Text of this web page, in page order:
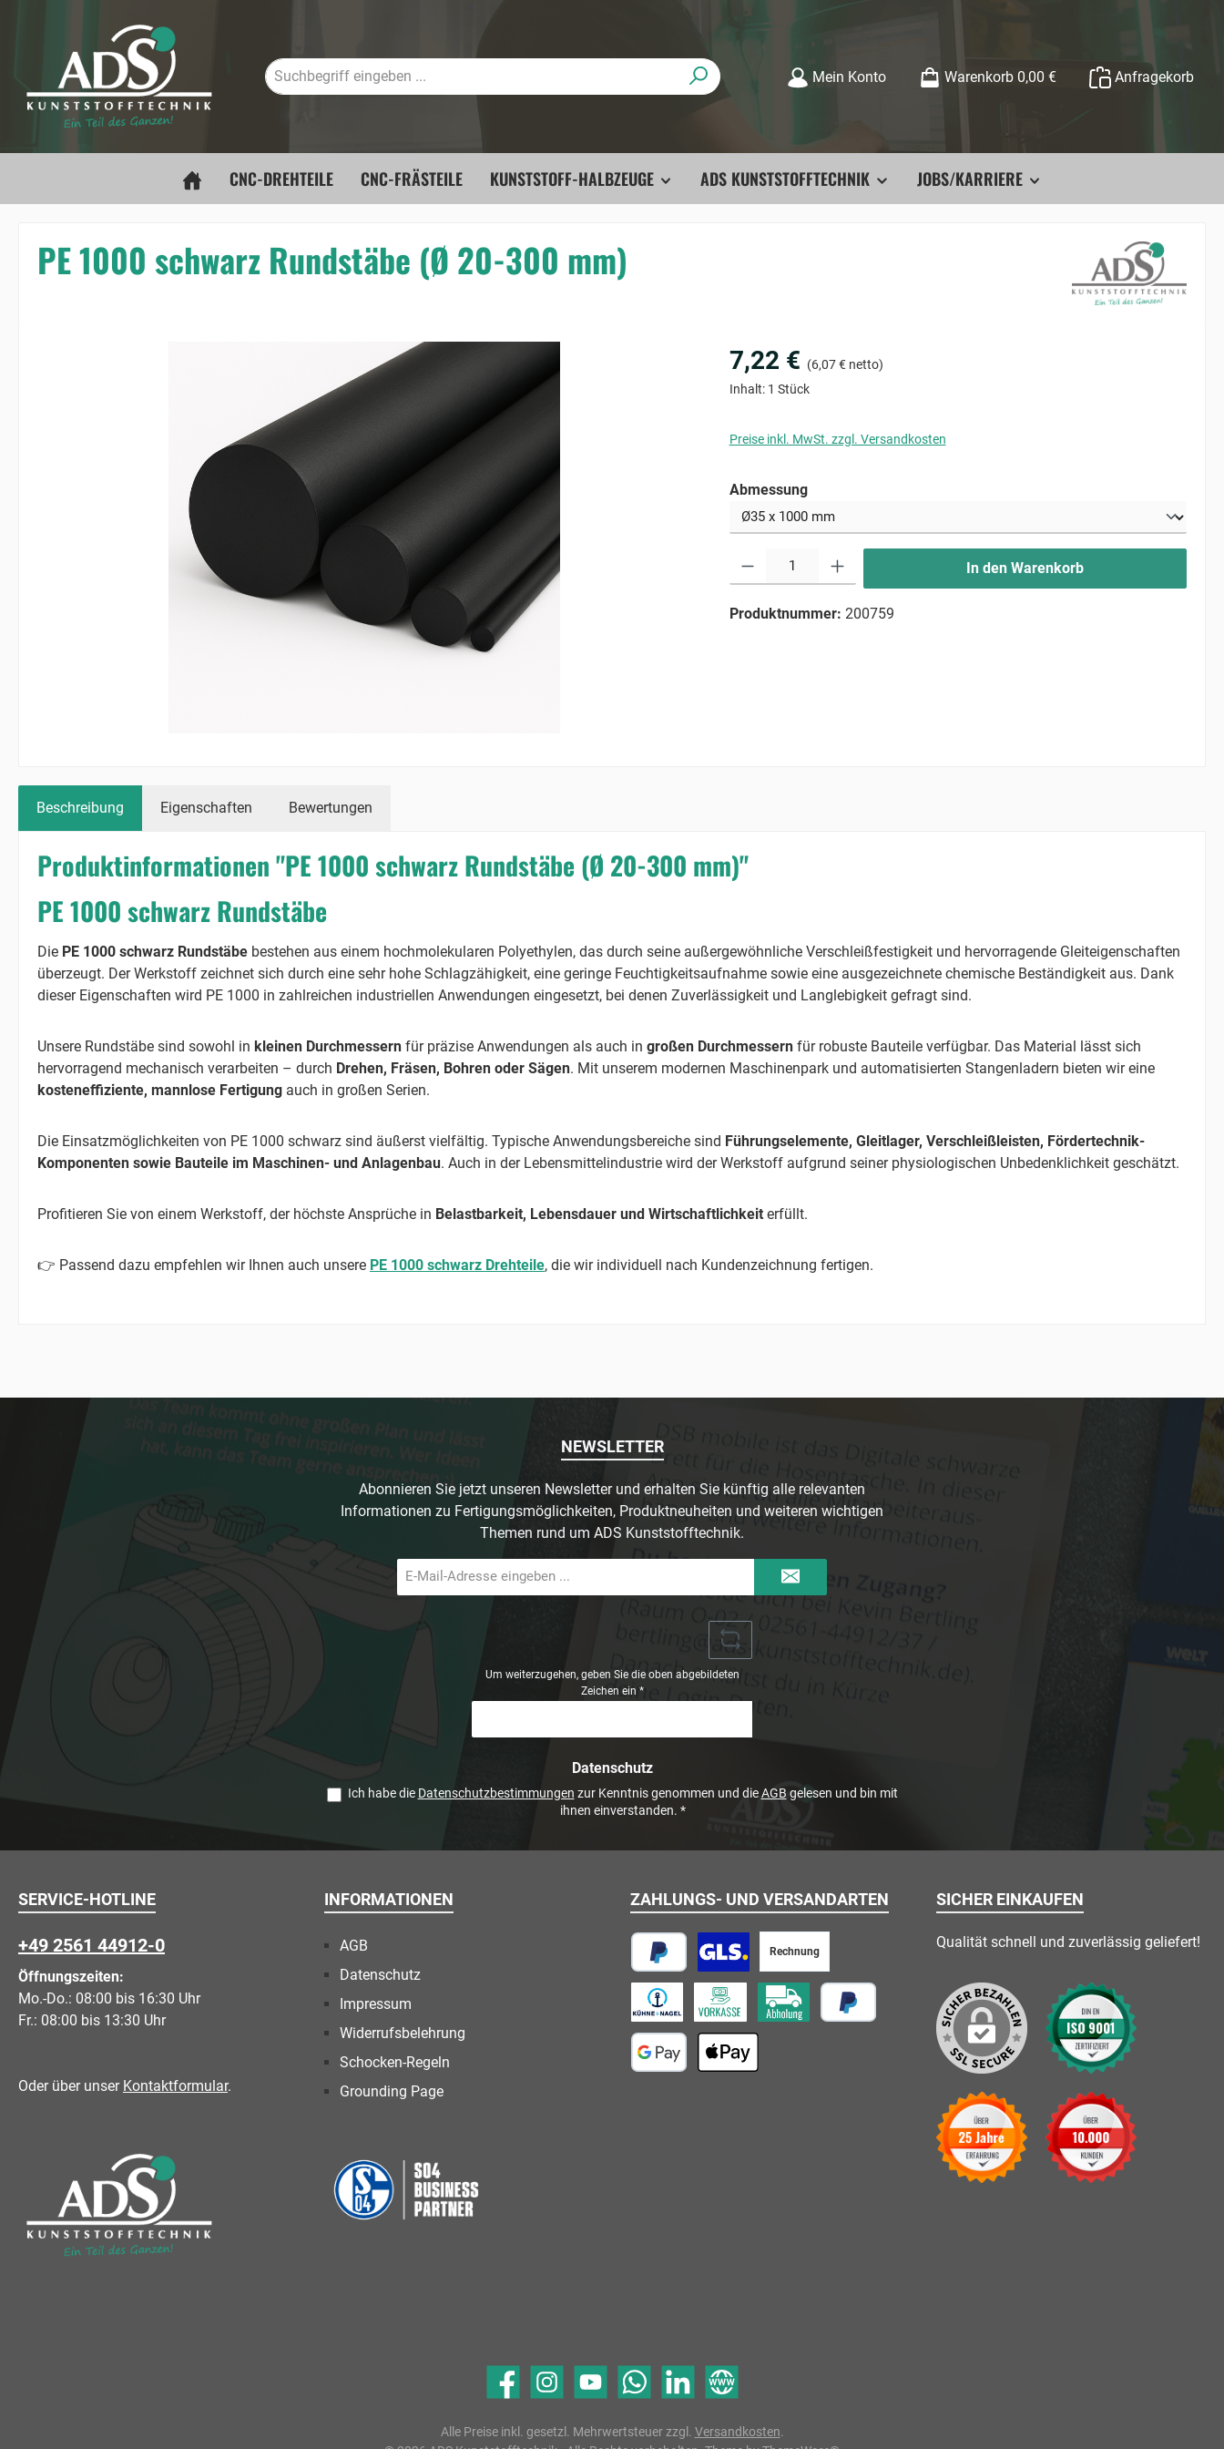
Zur Hauptnavigation springen
Mein Konto Warenkorb 0,00 € Anfragekorb
CNC-DREHTEILE CNC-FRÄSTEILE KUNSTSTOFF-HALBZEUGE ADS KUNSTSTOFFTECHNIK JOBS/KARRIERE
PE 1000 schwarz Rundstäbe (Ø 20-300 mm)
7,22 € (6,07 € netto)
Inhalt: 1 Stück
Preise inkl. MwSt. zzgl. Versandkosten
Abmessungauswählen
In den Warenkorb
Produktnummer: 200759
Beschreibung Eigenschaften Bewertungen
Produktinformationen "PE 1000 schwarz Rundstäbe (Ø 20-300 mm)"
PE 1000 schwarz Rundstäbe
Die PE 1000 schwarz Rundstäbe bestehen aus einem hochmolekularen Polyethylen, das durch seine außergewöhnliche Verschleißfestigkeit und hervorragende Gleiteigenschaften
überzeugt. Der Werkstoff zeichnet sich durch eine sehr hohe Schlagzähigkeit, eine geringe Feuchtigkeitsaufnahme sowie eine ausgezeichnete chemische Beständigkeit aus. Dank
dieser Eigenschaften wird PE 1000 in zahlreichen industriellen Anwendungen eingesetzt, bei denen Zuverlässigkeit und Langlebigkeit gefragt sind.
Unsere Rundstäbe sind sowohl in kleinen Durchmessern für präzise Anwendungen als auch in großen Durchmessern für robuste Bauteile verfügbar. Das Material lässt sich
hervorragend mechanisch verarbeiten – durch Drehen, Fräsen, Bohren oder Sägen. Mit unserem modernen Maschinenpark und automatisierten Stangenladern bieten wir eine
kosteneffiziente, mannlose Fertigung auch in großen Serien.
Die Einsatzmöglichkeiten von PE 1000 schwarz sind äußerst vielfältig. Typische Anwendungsbereiche sind Führungselemente, Gleitlager, Verschleißleisten, Fördertechnik-
Komponenten sowie Bauteile im Maschinen- und Anlagenbau. Auch in der Lebensmittelindustrie wird der Werkstoff aufgrund seiner physiologischen Unbedenklichkeit geschätzt.
Profitieren Sie von einem Werkstoff, der höchste Ansprüche in Belastbarkeit, Lebensdauer und Wirtschaftlichkeit erfüllt.
👉 Passend dazu empfehlen wir Ihnen auch unsere PE 1000 schwarz Drehteile, die wir individuell nach Kundenzeichnung fertigen.
NEWSLETTER
Abonnieren Sie jetzt unseren Newsletter und erhalten Sie künftig alle relevanten
Informationen zu Fertigungsmöglichkeiten, Produktneuheiten und weiteren wichtigen
Themen rund um ADS Kunststofftechnik.
Mail-
Adresse
Um weiterzugehen, geben Sie die oben abgebildeten
Zeichen ein *
Datenschutz
Ich habe die Datenschutzbestimmungen zur Kenntnis genommen und dieAGB gelesen und bin mit
ihnen einverstanden. *
SERVICE-HOTLINE
+49 2561 44912-0
Öffnungszeiten:
Mo.-Do.: 08:00 bis 16:30 Uhr
Fr.: 08:00 bis 13:30 Uhr
Oder über unser Kontaktformular.
INFORMATIONEN
AGB
Datenschutz
Impressum
Widerrufsbelehrung
Schocken-Regeln
Grounding Page
ZAHLUNGS- UND VERSANDARTEN
PayPal
Rechnung
Vorkasse
Paketversand
Speditionsversand Abholung vor Ort
SICHER EINKAUFEN
Qualität schnell und zuverlässig geliefert!
FacebookInstagramYouTube WhatsAppLinkedIn Website
Alle Preise inkl. gesetzl. Mehrwertsteuer zzgl. Versandkosten.